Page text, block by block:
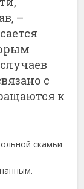
–
с
к
скамьи